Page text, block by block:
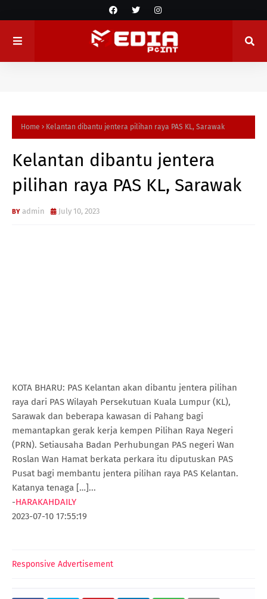
Home Kelantan dibantu jentera pilihan raya PAS KL, Sarawak
Kelantan dibantu jentera
pilihan raya PAS KL, Sarawak
admin July 10, 2023
KOTA BHARU: PAS Kelantan akan dibantu jentera pilihan
raya dari PAS Wilayah Persekutuan Kuala Lumpur (KL),
Sarawak dan beberapa kawasan di Pahang bagi
memantapkan gerak kerja kempen Pilihan Raya Negeri
(PRN). Setiausaha Badan Perhubungan PAS negeri Wan
Roslan Wan Hamat berkata perkara itu diputuskan PAS
Pusat bagi membantu jentera pilihan raya PAS Kelantan.
Katanya tenaga […]...
-HARAKAHDAILY
2023-07-10 17:55:19
Responsive Advertisement